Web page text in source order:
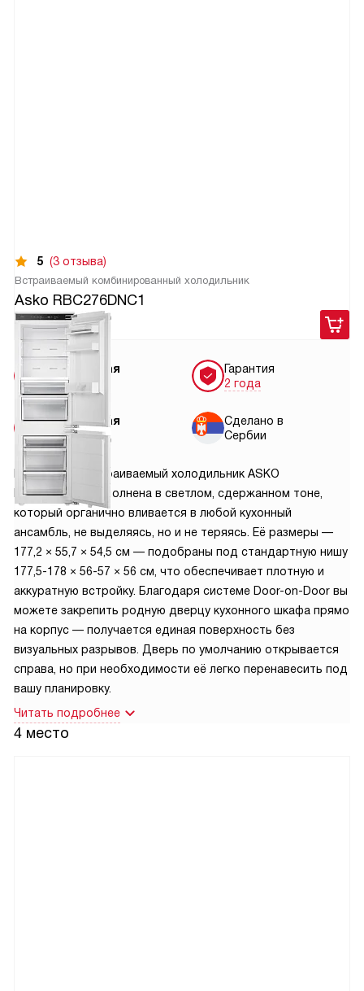
5 (3 отзыва)
Встраиваемый комбинированный холодильник
Asko RBC276DNC1
129 900руб.
Бесплатная
доставка
Бесплатная
установка
Гарантия
2 года
Сделано в
Сербии
Компактный встраиваемый холодильник ASKO
RBC276DNC1 выполнена в светлом, сдержанном тоне,
который органично вливается в любой кухонный
ансамбль, не выделяясь, но и не теряясь. Её размеры —
177,2 × 55,7 × 54,5 см — подобраны под стандартную нишу
177,5-178 × 56-57 × 56 см, что обеспечивает плотную и
аккуратную встройку. Благодаря системе Door-on-Door вы
можете закрепить родную дверцу кухонного шкафа прямо
на корпус — получается единая поверхность без
визуальных разрывов. Дверь по умолчанию открывается
справа, но при необходимости её легко перенавесить под
вашу планировку.
Читать подробнее
4 место